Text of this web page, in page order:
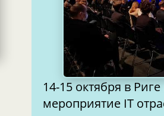
14-15 октября в
мероприятие IТ